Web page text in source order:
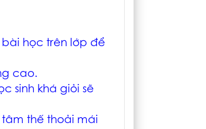
học trên lớp để
cao.
sinh khá giỏi sẽ
tâm thế thoải mái